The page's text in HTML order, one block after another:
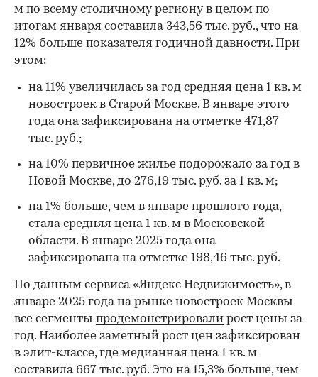
м по всему столичному региону в целом по
итогам января составила 343,56 тыс. руб., что на
12% больше показателя годичной давности. При
этом:
на 11% увеличилась за год средняя цена 1 кв. м
новостроек в Старой Москве. В январе этого
года она зафиксирована на отметке 471,87
тыс. руб.;
на 10% первичное жилье подорожало за год в
Новой Москве, до 276,19 тыс. руб. за 1 кв. м;
на 1% больше, чем в январе прошлого года,
стала средняя цена 1 кв. м в Московской
области. В январе 2025 года она
зафиксирована на отметке 198,46 тыс. руб.
По данным сервиса «Яндекс Недвижимость», в
январе 2025 года на рынке новостроек Москвы
все сегменты продемонстрировали рост цены за
год. Наиболее заметный рост цен зафиксирован
в элит-классе, где медианная цена 1 кв. м
составила 667 тыс. руб. Это на 15,3% больше, чем